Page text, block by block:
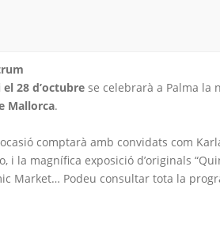
el 28 d’octubre se celebrarà a Palma la
Mallorca.
comptarà amb convidats com
i la magnífica exposició d’originals
Market… Podeu consultar tota la